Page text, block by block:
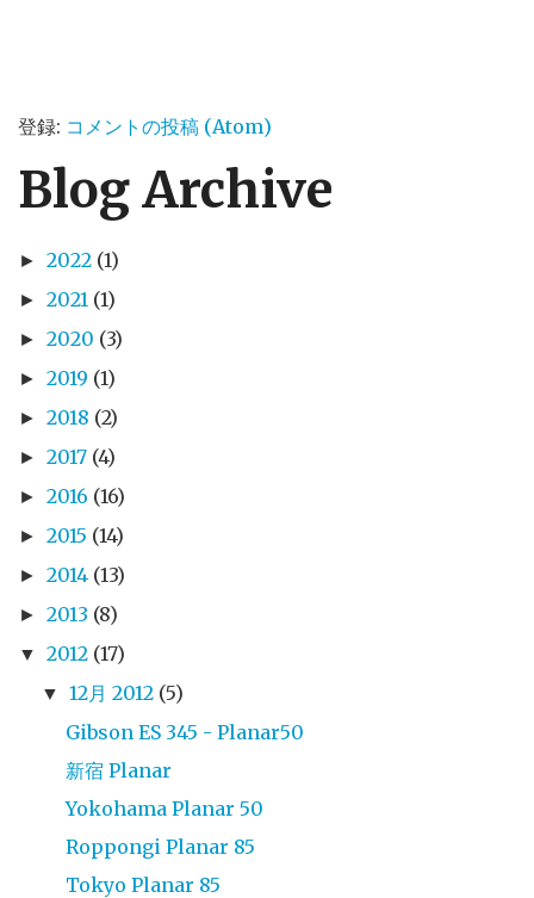
登録: コメントの投稿 (Atom)
Blog Archive
► 2022 (1)
► 2021 (1)
► 2020 (3)
► 2019 (1)
► 2018 (2)
► 2017 (4)
► 2016 (16)
► 2015 (14)
► 2014 (13)
► 2013 (8)
▼ 2012 (17)
▼ 12月 2012 (5)
Gibson ES 345 - Planar50
新宿 Planar
Yokohama Planar 50
Roppongi Planar 85
Tokyo Planar 85